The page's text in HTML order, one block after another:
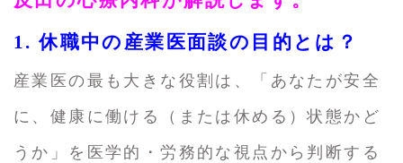
1. 休職中の産業医面談の目的とは？
産業医の最も大きな役割は、「あなたが安全
に、健康に働ける（または休める）状態かど
うか」を医学的・労務的な視点から判断する